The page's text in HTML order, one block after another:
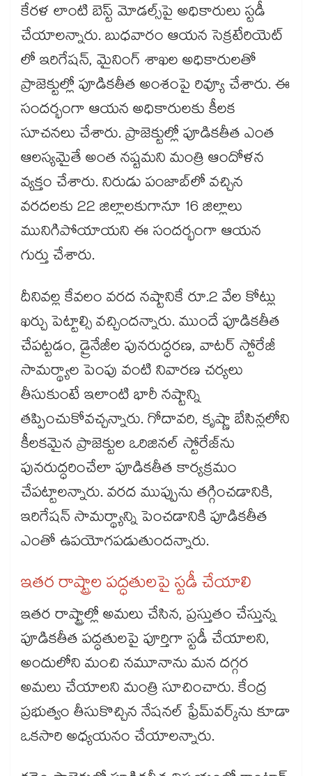
కేరళ లాంటి బెస్ట్ మోడల్స్​పై అధికారులు స్టడీ
చేయాలన్నారు. బుధవారం ఆయన సెక్రటేరియెట్​
లో ఇరిగేషన్​, మైనింగ్​ శాఖల అధికారులతో
ప్రాజెక్టుల్లో పూడికతీత అంశంపై రివ్యూ చేశారు. ఈ
సందర్భంగా ఆయన అధికారులకు కీలక
సూచనలు చేశారు. ప్రాజెక్టుల్లో పూడికతీత ఎంత
ఆలస్యమైతే అంత నష్టమని మంత్రి ఆందోళన
వ్యక్తం చేశారు. నిరుడు పంజాబ్​లో వచ్చిన
వరదలకు 22 జిల్లాలకుగానూ 16 జిల్లాలు
మునిగిపోయాయని ఈ సందర్భంగా ఆయన
గుర్తు చేశారు.
దీనివల్ల కేవలం వరద నష్టానికే రూ.2 వేల కోట్లు
ఖర్చు పెట్టాల్సి వచ్చిందన్నారు. ముందే పూడికతీత
చేపట్టడం, డ్రైనేజీల పునరుద్ధరణ, వాటర్ స్టోరేజీ
సామర్థ్యాల పెంపు వంటి నివారణ చర్యలు
తీసుకుంటే ఇలాంటి భారీ నష్టాన్ని
తప్పించుకోవచ్చన్నారు. గోదావరి, కృష్ణా బేసిన్లలోని
కీలకమైన ప్రాజెక్టుల ఒరిజినల్​ స్టోరేజ్​ను
పునరుద్ధరించేలా పూడికతీత కార్యక్రమం
చేపట్టాలన్నారు. వరద ముప్పును తగ్గించడానికి,
ఇరిగేషన్​ సామర్థ్యాన్ని పెంచడానికి పూడికతీత
ఎంతో ఉపయోగపడుతుందన్నారు.
ఇతర రాష్ట్రాల పద్ధతులపై స్టడీ చేయాలి
ఇతర రాష్ట్రాల్లో అమలు చేసిన, ప్రస్తుతం చేస్తున్న
పూడికతీత పద్ధతులపై పూర్తిగా స్టడీ చేయాలని,
అందులోని మంచి నమూనాను మన దగ్గర
అమలు చేయాలని మంత్రి సూచించారు. కేంద్ర
ప్రభుత్వం తీసుకొచ్చిన నేషనల్​ ఫ్రేమ్​వర్క్​ను కూడా
ఒకసారి అధ్యయనం చేయాలన్నారు.